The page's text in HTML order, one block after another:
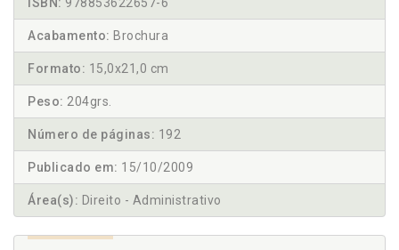
Acabamento: Brochura
Formato: 15,0x21,0 cm
Peso: 204grs.
Número de páginas: 192
Publicado em: 15/10/2009
Área(s): Direito - Administrativo